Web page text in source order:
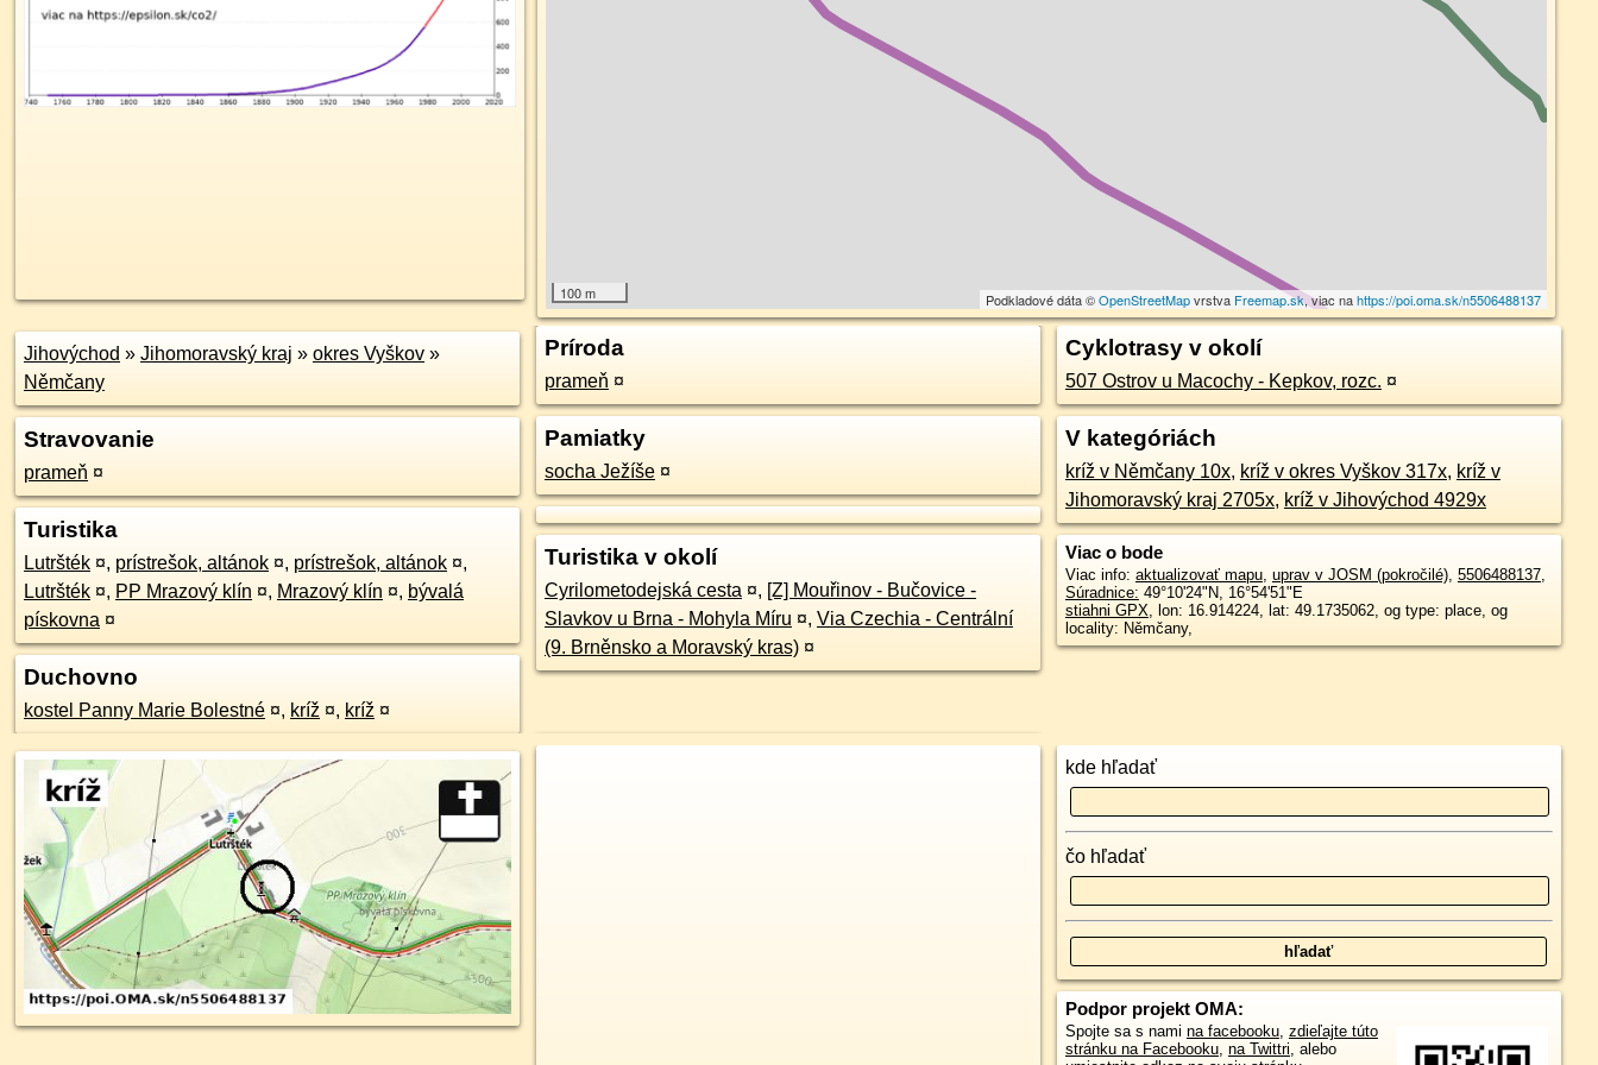
100 m Podkladové dáta ©OpenStreetMapvrstva Freemap.sk, viac nahttps://poi.oma.sk/n5506488137
Jihovýchod » Jihomoravský kraj » okres Vyškov »
Němčany
Stravovanie
prameň ¤
Turistika
Lutršték ¤, prístrešok, altánok ¤, prístrešok, altánok ¤,
Lutršték ¤, PP Mrazový klín ¤, Mrazový klín ¤, bývalá
pískovna ¤
Duchovno
kostel Panny Marie Bolestné ¤, kríž ¤, kríž ¤
Príroda
prameň ¤
Pamiatky
socha Ježíše ¤
Turistika v okolí
Cyrilometodejská cesta ¤, [Z] Mouřinov - Bučovice -
Slavkov u Brna - Mohyla Míru ¤, Via Czechia - Centrální
(9. Brněnsko a Moravský kras) ¤
Cyklotrasy v okolí
507 Ostrov u Macochy - Kepkov, rozc. ¤
V kategóriách
kríž v Němčany 10x, kríž v okres Vyškov 317x, kríž v
Jihomoravský kraj 2705x, kríž v Jihovýchod 4929x
Viac o bode
Viac info: aktualizovať mapu, uprav v JOSM (pokročilé), 5506488137,
Súradnice: 49°10'24"N, 16°54'51"E
stiahni GPX, lon: 16.914224, lat: 49.1735062, og type: place, og
locality: Němčany,
kde hľadať
čo hľadať
Podpor projekt OMA:
Spojte sa s nami na facebooku, zdieľajte túto
stránku na Facebooku, na Twittri, alebo